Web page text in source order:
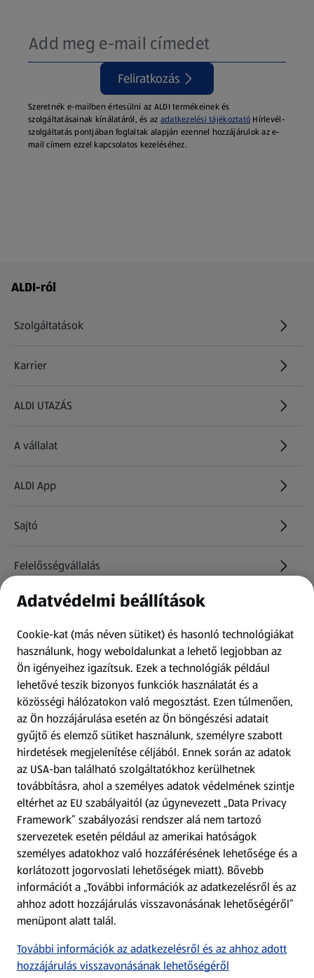
Feliratkozás
Szeretnék e-mailben értesülni az ALDI termékeinek és
szolgáltatásainak kínálatáról, és az adatkezelési tájékoztató Hírlevél-
szolgáltatás pontjában foglaltak alapján ezennel hozzájárulok az e-
mail címem ezzel kapcsolatos kezeléséhez.
Láblécmenü - további linkek
ALDI-ról
Szolgáltatások
Karrier
(új oldalon nyílik meg)
ALDI UTAZÁS
(új oldalon nyílik meg)
A vállalat
ALDI App
Sajtó
Felelősségvállalás
Információk
Kérdőív
Fizetési lehetőségek
ALDI utalványok
Árcsökkentés
Adattörlő alkalmazás
Szervizpont
(új oldalon nyílik meg)
Fedezz fel minket az interneten!
Töltsd le az ALDI Magyarország applikációt!
Adatvédelmi beállítások
Cookie-kat (más néven sütiket) és hasonló technológiákat
használunk, hogy weboldalunkat a lehető legjobban az
Ön igényeihez igazítsuk. Ezek a technológiák például
lehetővé teszik bizonyos funkciók használatát és a
közösségi hálózatokon való megosztást. Ezen túlmenően,
az Ön hozzájárulása esetén az Ön böngészési adatait
gyűjtő és elemző sütiket használunk, személyre szabott
hirdetések megjelenítése céljából. Ennek során az adatok
az USA-ban található szolgáltatókhoz kerülhetnek
továbbításra, ahol a személyes adatok védelmének szintje
eltérhet az EU szabályaitól (az úgynevezett „Data Privacy
Framework” szabályozási rendszer alá nem tartozó
szervezetek esetén például az amerikai hatóságok
személyes adatokhoz való hozzáférésének lehetősége és a
korlátozott jogorvoslati lehetőségek miatt). Bővebb
információt a „További információk az adatkezelésről és az
ahhoz adott hozzájárulás visszavonásának lehetőségéről”
menüpont alatt talál.
További információk az adatkezelésről és az ahhoz adott
hozzájárulás visszavonásának lehetőségéről